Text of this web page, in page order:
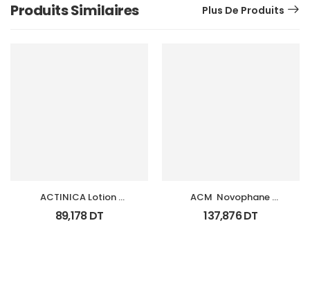
Produits Similaires Plus De Produits
ACTINICA Lotion
Spf50+ Fl 80 Ml
89,178DT
ACM  Novophane
Coffret Anti Chute
(Lotion+Shp+Cp)
137,876DT